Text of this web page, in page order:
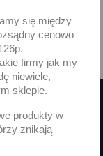
do góry
się między
cenowo
firmy jak my
niewiele,
sklepie.
produkty w
znikają